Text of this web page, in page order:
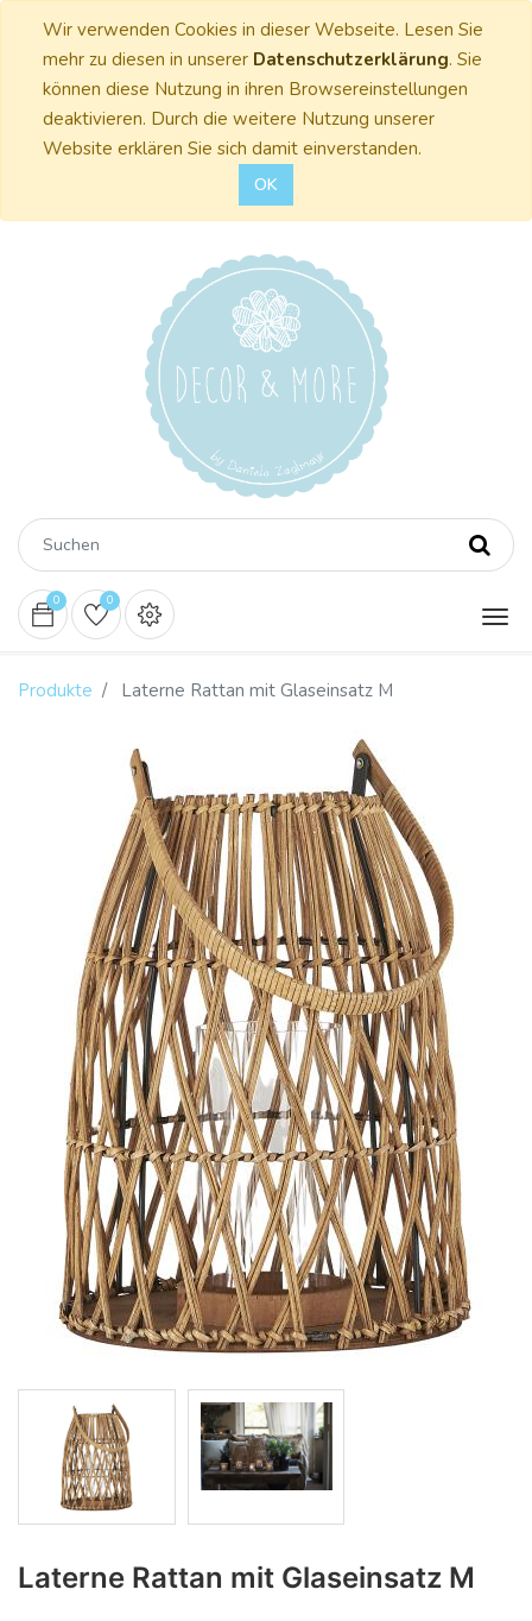
Wir verwenden Cookies in dieser Webseite. Lesen Sie
mehr zu diesen in unserer Datenschutzerklärung. Sie
können diese Nutzung in ihren Browsereinstellungen
deaktivieren. Durch die weitere Nutzung unserer
Website erklären Sie sich damit einverstanden.
OK
0 0
Produkte Laterne Rattan mit Glaseinsatz M
Laterne Rattan mit Glaseinsatz M